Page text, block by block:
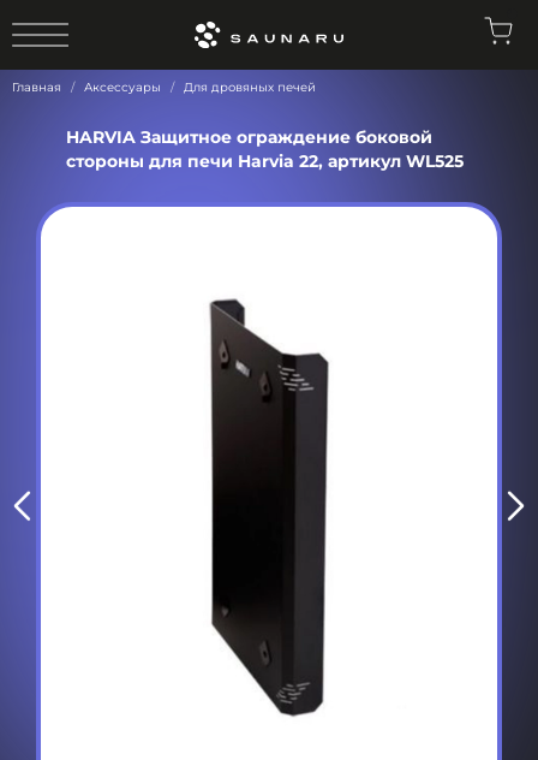
Главная Аксессуары Для дровяных печей
HARVIA Защитное ограждение боковой
стороны для печи Harvia 22, артикул WL525